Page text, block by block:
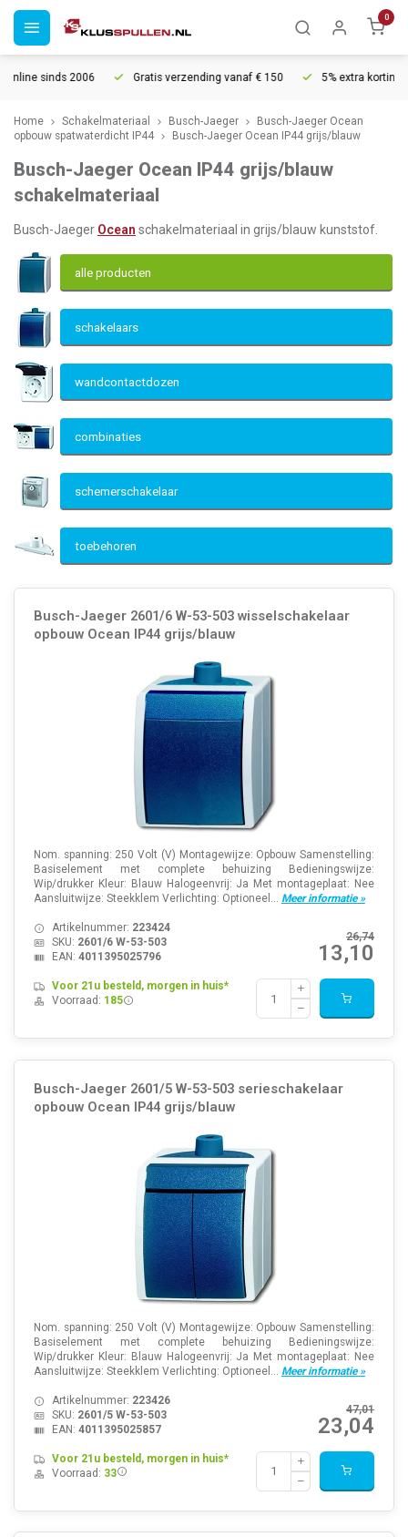
0
Gratis verzending vanaf € 150 5% extra korting vanaf € 1000
Home Schakelmateriaal Busch-Jaeger
Busch-Jaeger Ocean
opbouw spatwaterdicht IP44
Busch-Jaeger Ocean IP44 grijs/blauw
Busch-Jaeger Ocean IP44 grijs/blauw
schakelmateriaal
Busch-Jaeger Ocean schakelmateriaal in grijs/blauw kunststof.
alle producten
schakelaars
wandcontactdozen
combinaties
schemerschakelaar
toebehoren
Busch-Jaeger 2601/6 W-53-503 wisselschakelaar
opbouw Ocean IP44 grijs/blauw
Nom. spanning: 250 Volt (V) Montagewijze: Opbouw Samenstelling:
Basiselement met complete behuizing Bedieningswijze:
Wip/drukker Kleur: Blauw Halogeenvrij: Ja Met montageplaat: Nee
Aansluitwijze: Steekklem Verlichting: Optioneel... Meer informatie »
26,74
13,10
Artikelnummer: 223424
SKU: 2601/6 W-53-503
EAN: 4011395025796
Voor 21u besteld, morgen in huis*
Voorraad: 185
Busch-Jaeger 2601/5 W-53-503 serieschakelaar
opbouw Ocean IP44 grijs/blauw
Nom. spanning: 250 Volt (V) Montagewijze: Opbouw Samenstelling:
Basiselement met complete behuizing Bedieningswijze:
Wip/drukker Kleur: Blauw Halogeenvrij: Ja Met montageplaat: Nee
Aansluitwijze: Steekklem Verlichting: Optioneel... Meer informatie »
47,01
23,04
Artikelnummer: 223426
SKU: 2601/5 W-53-503
EAN: 4011395025857
Voor 21u besteld, morgen in huis*
Voorraad: 33